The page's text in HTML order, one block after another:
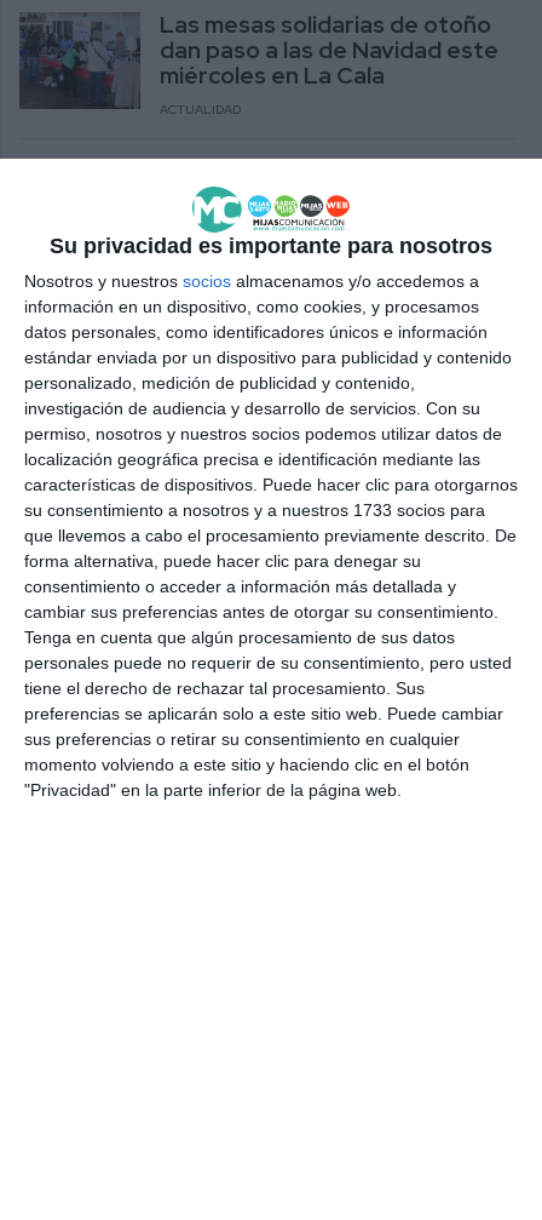
Su privacidad es importante para nosotros
Nosotros y nuestros socios almacenamos y/o accedemos a
información en un dispositivo, como cookies, y procesamos
datos personales, como identificadores únicos e información
estándar enviada por un dispositivo para publicidad y contenido
personalizado, medición de publicidad y contenido,
investigación de audiencia y desarrollo de servicios. Con su
permiso, nosotros y nuestros socios podemos utilizar datos de
localización geográfica precisa e identificación mediante las
características de dispositivos. Puede hacer clic para otorgarnos
su consentimiento a nosotros y a nuestros 1733 socios para
que llevemos a cabo el procesamiento previamente descrito. De
forma alternativa, puede hacer clic para denegar su
consentimiento o acceder a información más detallada y
cambiar sus preferencias antes de otorgar su consentimiento.
Tenga en cuenta que algún procesamiento de sus datos
personales puede no requerir de su consentimiento, pero usted
tiene el derecho de rechazar tal procesamiento. Sus
preferencias se aplicarán solo a este sitio web. Puede cambiar
sus preferencias o retirar su consentimiento en cualquier
momento volviendo a este sitio y haciendo clic en el botón
"Privacidad" en la parte inferior de la página web.
Las mesas solidarias de otoño
dan paso a las de Navidad este
miércoles en La Cala
ACTUALIDAD
La Cala de Mijas
ACTUALIDAD
The solidarity tables in La Cala
bring together many locals and
visitors
ACTUALIDAD
Las mesas solidarias de La Cala
reúnen a un buen número de
vecinos y visitantes
ACTUALIDAD
Las mesas solidarias vuelven
este sábado a la plaza de la
Tenencia de La Cala
ACTUALIDAD
Colectivos extranjeros piden
colaboración ciudadana a través
de sus mesas solidarias